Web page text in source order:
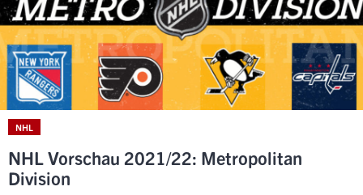
NHL
NHL Vorschau 2021/22: Metropolitan
Division